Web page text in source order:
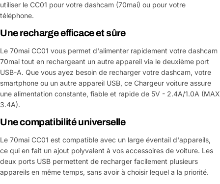
utiliser le CC01 pour votre dashcam (70mai) ou pour votre
téléphone.
Une recharge efficace et sûre
Le 70mai CC01 vous permet d'alimenter rapidement votre dashcam
70mai tout en rechargeant un autre appareil via le deuxième port
USB-A. Que vous ayez besoin de recharger votre dashcam, votre
smartphone ou un autre appareil USB, ce Chargeur voiture assure
une alimentation constante, fiable et rapide de 5V - 2.4A/1.0A (MAX
3.4A).
Une compatibilité universelle
Le 70mai CC01 est compatible avec un large éventail d'appareils,
ce qui en fait un ajout polyvalent à vos accessoires de voiture. Les
deux ports USB permettent de recharger facilement plusieurs
appareils en même temps, sans avoir à choisir lequel a la priorité.